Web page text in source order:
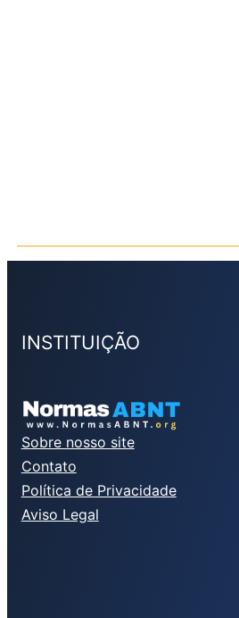
INSTITUIÇÃO
Sobre nosso site
Contato
Política de Privacidade
Aviso Legal